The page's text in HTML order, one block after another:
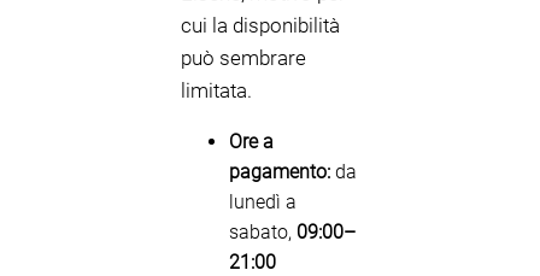
cui la disponibilità
può sembrare
limitata.
Ore a
pagamento: da
lunedì a
sabato, 09:00–
21:00